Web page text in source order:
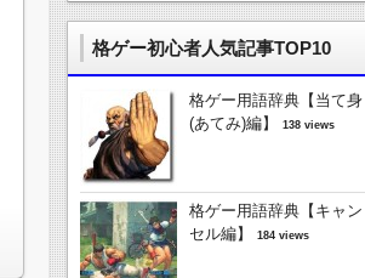
格ゲー初心者人気記事TOP10
格ゲー用語辞典【当て身
(あてみ)編】
138 views
格ゲー用語辞典【キャン
セル編】
184 views